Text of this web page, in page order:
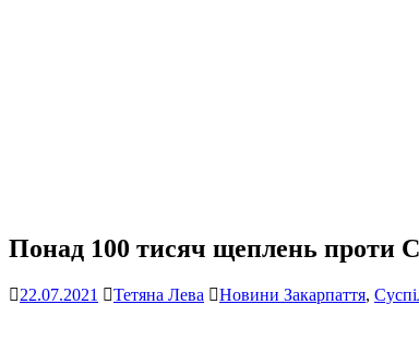
Понад 100 тисяч щеплень проти
22.07.2021 Тетяна Лева Новини Закарпаття,